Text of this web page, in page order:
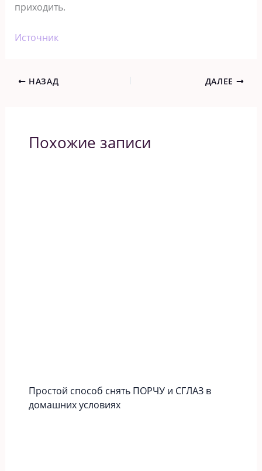
приходить.
Источник
НАЗАД ДАЛЕЕ
Похожие записи
Простой способ снять ПОРЧУ и СГЛАЗ в
домашних условиях